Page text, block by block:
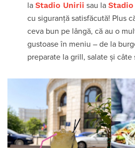
la Stadio Unirii sau la
cu siguranță satisfăcută! Plus
ceva bun pe lângă, că au o
gustoase în meniu – de la
preparate la grill, salate și câte